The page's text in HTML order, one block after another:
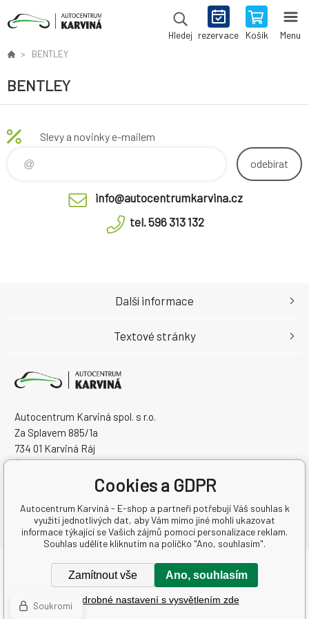
Hledej rezervace Košík Menu
BENTLEY
BENTLEY
Slevy a novinky e-mailem
odebírat
info@autocentrumkarvina.cz
tel. 596 313 132
Autocentrum Karviná spol. s r.o.
Za Splavem 885/1a
734 01 Karviná Ráj
Česká Republika
Další informace
Textové stránky
Copyright © 2026 Autocentrum Karviná spol. s r.o.
Všechna práva vyhrazena.
Tvorba a pronájem eshopůBINARGON.cz-Mapa stránek
Cookies a GDPR
Autocentrum Karviná - E-shop a partneři potřebují Váš souhlas k
využití jednotlivých dat, aby Vám mimo jiné mohli ukazovat
informace týkající se Vašich zájmů pomocí personalizace reklam.
Souhlas udělíte kliknutím na políčko "Ano, souhlasím".
Zamítnout vše Ano, souhlasím
Podrobné nastavení s vysvětlením zde
Soukromí